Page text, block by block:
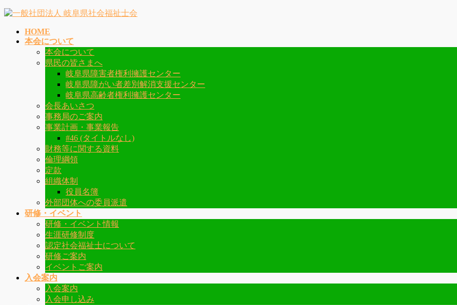
コ
ナ
HOME
本会について
本会について
県民の皆さまへ
岐阜県障害者権利擁護センター
岐阜県障がい者差別解消支援センター
岐阜県高齢者権利擁護センター
会長あいさつ
事務局のご案内
事業計画・事業報告
#46 (タイトルなし)
財務等に関する資料
倫理綱領
定款
組織体制
役員名簿
外部団体への委員派遣
研修・イベント
研修・イベント情報
生涯研修制度
認定社会福祉士について
研修ご案内
イベントご案内
入会案内
入会案内
入会申し込み